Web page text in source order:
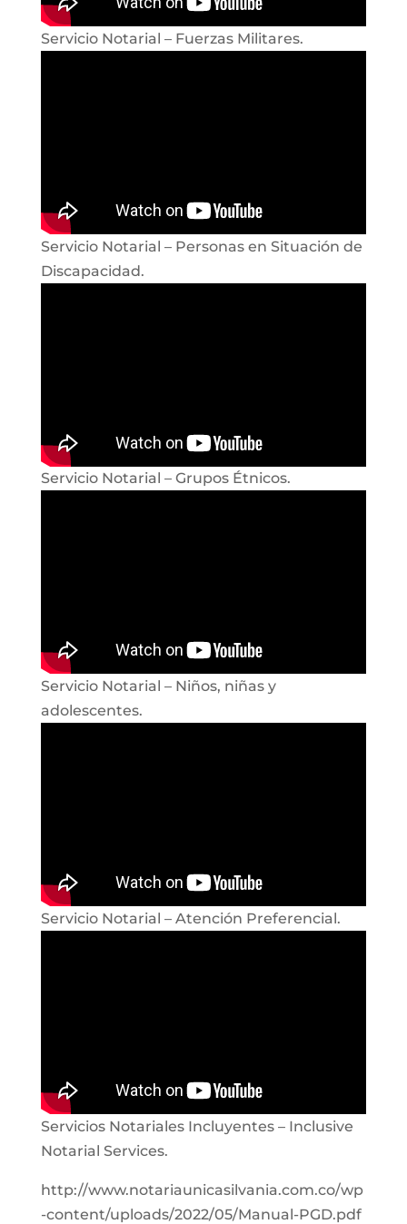
Servicio Notarial – Fuerzas Militares.
Servicio Notarial – Personas en Situación de
Discapacidad.
Servicio Notarial – Grupos Étnicos.
Servicio Notarial – Niños, niñas y
adolescentes.
Servicio Notarial – Atención Preferencial.
Servicios Notariales Incluyentes – Inclusive
Notarial Services.
http://www.notariaunicasilvania.com.co/wp
-content/uploads/2022/05/Manual-PGD.pdf